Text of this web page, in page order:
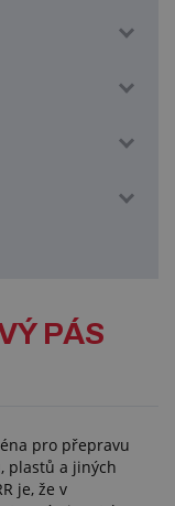
PÁS
pro přepravu
plastů a jiných
je, že v